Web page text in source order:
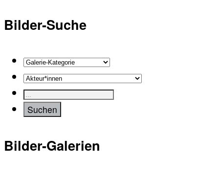
Bilder-Suche
Bilder-Galerien